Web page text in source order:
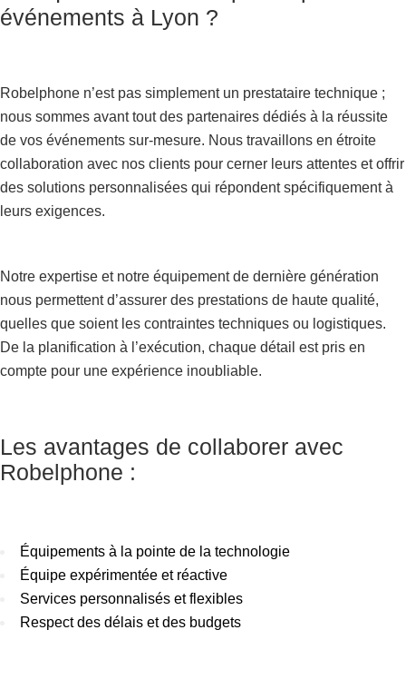
événements à Lyon ?
Robelphone n’est pas simplement un prestataire technique ;
nous sommes avant tout des partenaires dédiés à la réussite
de vos événements sur-mesure. Nous travaillons en étroite
collaboration avec nos clients pour cerner leurs attentes et offrir
des solutions personnalisées qui répondent spécifiquement à
leurs exigences.
Notre expertise et notre équipement de dernière génération
nous permettent d’assurer des prestations de haute qualité,
quelles que soient les contraintes techniques ou logistiques.
De la planification à l’exécution, chaque détail est pris en
compte pour une expérience inoubliable.
Les avantages de collaborer avec
Robelphone :
Équipements à la pointe de la technologie
Équipe expérimentée et réactive
Services personnalisés et flexibles
Respect des délais et des budgets